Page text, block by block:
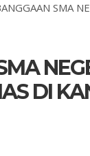
SMA
DI